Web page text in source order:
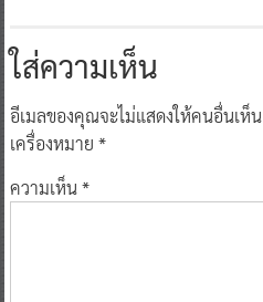
ใส่ความเห็น
อีเมลของคุณจะไม่แสดงให้คนอื่นเห็น
เครื่องหมาย *
ความเห็น*